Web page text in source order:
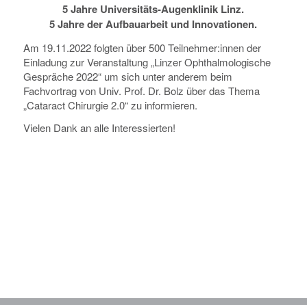
5 Jahre Universitäts-Augenklinik Linz.
5 Jahre der Aufbauarbeit und Innovationen.
Am 19.11.2022 folgten über 500 Teilnehmer:innen der
Einladung zur Veranstaltung „Linzer Ophthalmologische
Gespräche 2022“ um sich unter anderem beim
Fachvortrag von Univ. Prof. Dr. Bolz über das Thema
„Cataract Chirurgie 2.0“ zu informieren.
Vielen Dank an alle Interessierten!